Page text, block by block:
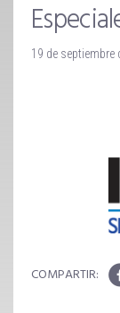
19 de septiembre